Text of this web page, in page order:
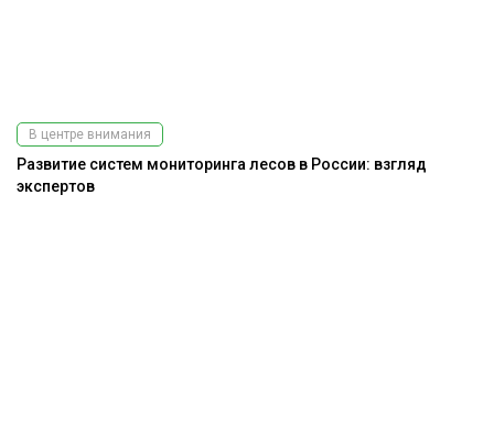
В центре внимания
Развитие систем мониторинга лесов в России: взгляд
экспертов